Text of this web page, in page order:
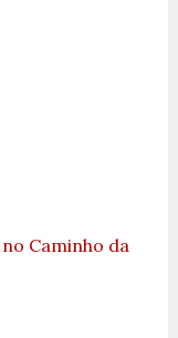
Caminho da